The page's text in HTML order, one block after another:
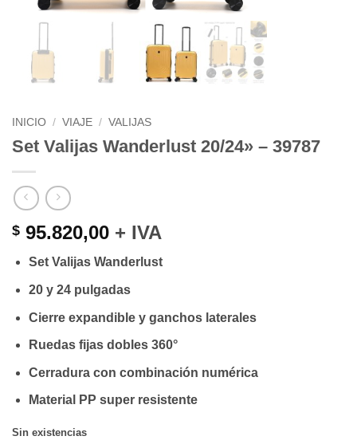
INICIO / VIAJE / VALIJAS
Set Valijas Wanderlust 20/24» – 39787
$ 95.820,00 + IVA
Set Valijas Wanderlust
20 y 24 pulgadas
Cierre expandible y ganchos laterales
Ruedas fijas dobles 360°
Cerradura con combinación numérica
Material PP super resistente
Sin existencias